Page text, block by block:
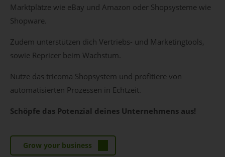
Marktplätze wie eBay und Amazon oder Shopsysteme wie
Shopware.
Zudem unterstützen dich Vertriebs- und Marketingtools,
sowie Repricer beim Wachstum.
Nutze das tricoma Shopsystem und profitiere von
automatisierten Prozessen in Echtzeit.
Schöpfe das Potenzial deines Unternehmens aus!
Grow your business